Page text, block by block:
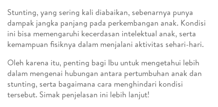
Stunting, yang sering kali diabaikan, sebenarnya punya
dampak jangka panjang pada perkembangan anak. Kondisi
ini bisa memengaruhi kecerdasan intelektual anak, serta
kemampuan fisiknya dalam menjalani aktivitas sehari-hari.
Oleh karena itu, penting bagi Ibu untuk mengetahui lebih
dalam mengenai hubungan antara pertumbuhan anak dan
stunting, serta bagaimana cara menghindari kondisi
tersebut. Simak penjelasan ini lebih lanjut!